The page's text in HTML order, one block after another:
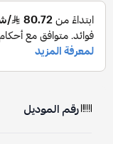
رقم الموديل